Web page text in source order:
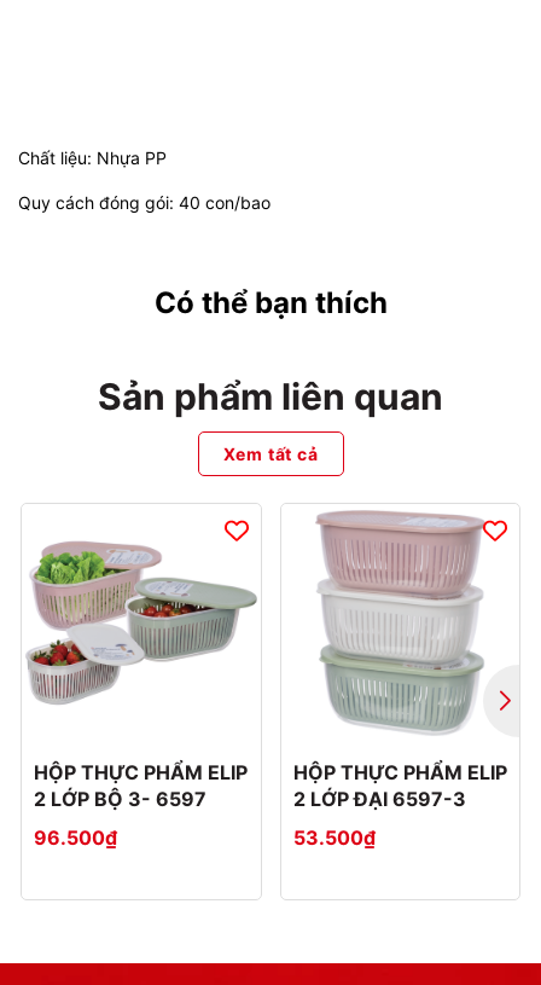
Chất liệu: Nhựa PP
Quy cách đóng gói: 40 con/bao
Có thể bạn thích
Sản phẩm liên quan
Xem tất cả
HỘP THỰC PHẨM ELIP
2 LỚP BỘ 3- 6597
96.500₫
HỘP THỰC PHẨM ELIP
2 LỚP ĐẠI 6597-3
53.500₫